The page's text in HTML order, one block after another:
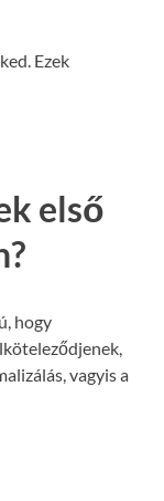
Ezek
első
hogy
vagyis a